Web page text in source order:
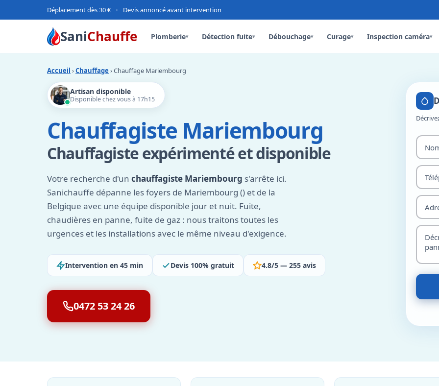
Déplacement dès 30 € • Devis annoncé avant intervention
SaniChauffe Plomberie▾ Détection fuite▾ Débouchage▾ Curage▾ Inspection caméra▾
Accueil ›Chauffage › Chauffage Mariembourg
Artisan disponible
Disponible chez vous à 17h15
Chauffagiste Mariembourg
Chauffagiste expérimenté et disponible
Votre recherche d'un chauffagiste Mariembourg s'arrête ici.
Sanichauffe dépanne les foyers de Mariembourg () et de la
Belgique avec une équipe disponible jour et nuit. Fuite,
chaudières en panne, fuite de gaz : nous traitons toutes les
urgences et les installations avec le même niveau d'exigence.
Intervention en 45 min Devis 100% gratuit 4.8/5 — 255 avis
0472 53 24 26